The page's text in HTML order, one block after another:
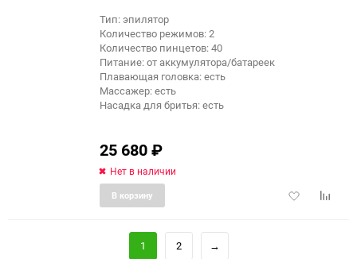
Тип: эпилятор
Количество режимов: 2
Количество пинцетов: 40
Питание: от аккумулятора/батареек
Плавающая головка: есть
Массажер: есть
Насадка для бритья: есть
25 680₽
Нет в наличии
Добавить
В корзину
1 2 →